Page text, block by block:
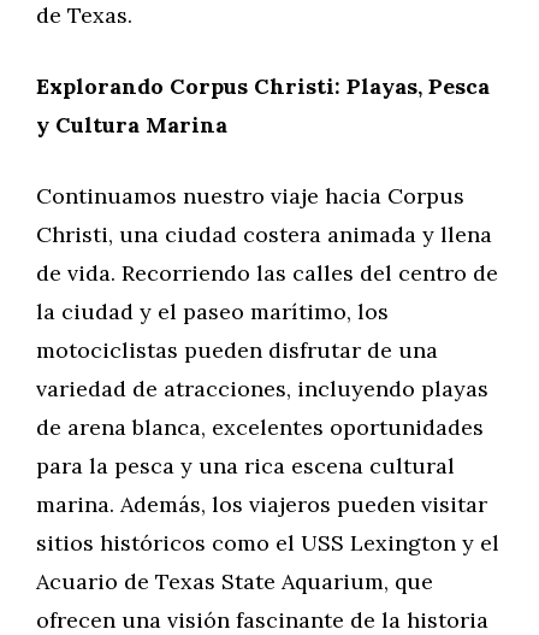
de Texas.
Explorando Corpus Christi: Playas, Pesca
y Cultura Marina
Continuamos nuestro viaje hacia Corpus
Christi, una ciudad costera animada y llena
de vida. Recorriendo las calles del centro de
la ciudad y el paseo marítimo, los
motociclistas pueden disfrutar de una
variedad de atracciones, incluyendo playas
de arena blanca, excelentes oportunidades
para la pesca y una rica escena cultural
marina. Además, los viajeros pueden visitar
sitios históricos como el USS Lexington y el
Acuario de Texas State Aquarium, que
ofrecen una visión fascinante de la historia